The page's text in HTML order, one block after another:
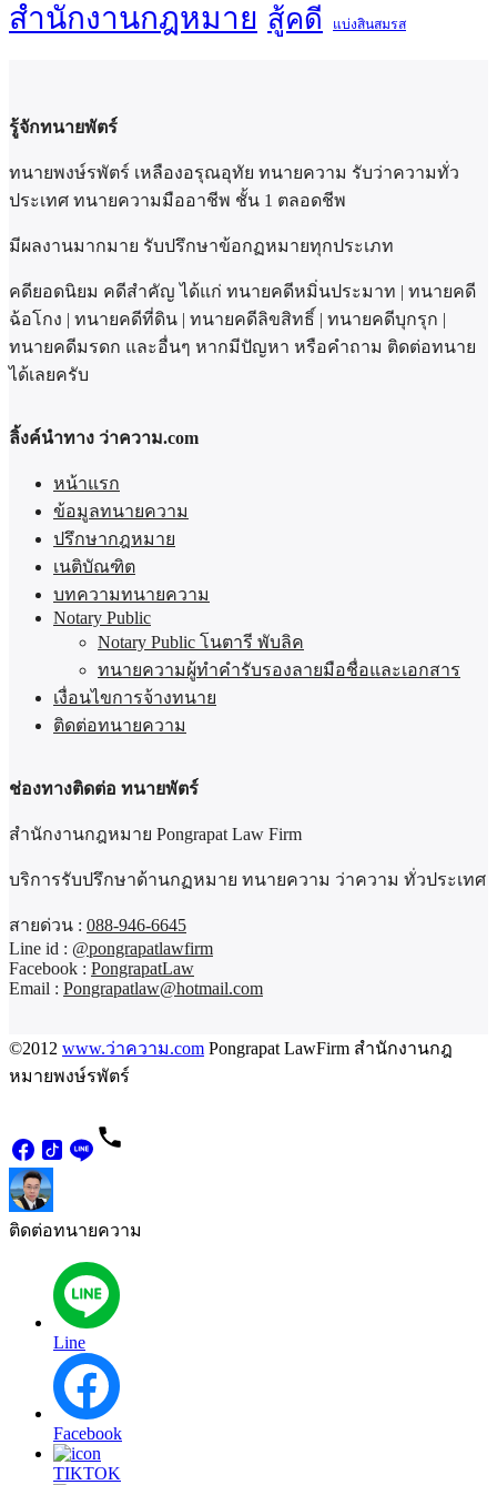
สำนักงานกฎหมาย สู้คดี แบ่งสินสมรส
รู้จักทนายพัตร์
ทนายพงษ์รพัตร์ เหลืองอรุณอุทัย ทนายความ รับว่าความทั่ว
ประเทศ ทนายความมืออาชีพ ชั้น 1 ตลอดชีพ
มีผลงานมากมาย รับปรึกษาข้อกฏหมายทุกประเภท
คดียอดนิยม คดีสำคัญ ได้แก่ ทนายคดีหมิ่นประมาท | ทนายคดี
ฉ้อโกง | ทนายคดีที่ดิน | ทนายคดีลิขสิทธิ์ | ทนายคดีบุกรุก |
ทนายคดีมรดก และอื่นๆ หากมีปัญหา หรือคำถาม ติดต่อทนาย
ได้เลยครับ
ลิ้งค์นำทาง ว่าความ.com
หน้าแรก
ข้อมูลทนายความ
ปรึกษากฎหมาย
เนติบัณฑิต
บทความทนายความ
Notary Public
Notary Public โนตารี พับลิค
ทนายความผู้ทำคำรับรองลายมือชื่อและเอกสาร
เงื่อนไขการจ้างทนาย
ติดต่อทนายความ
ช่องทางติดต่อ ทนายพัตร์
สำนักงานกฎหมาย Pongrapat Law Firm
บริการรับปรึกษาด้านกฏหมาย ทนายความ ว่าความ ทั่วประเทศ
สายด่วน : 088-946-6645
Line id : @pongrapatlawfirm
Facebook : PongrapatLaw
Email : Pongrapatlaw@hotmail.com
©2012 www.ว่าความ.com Pongrapat LawFirm สำนักงานกฎ
หมายพงษ์รพัตร์
ติดต่อทนายความ
Line
Facebook
TIKTOK